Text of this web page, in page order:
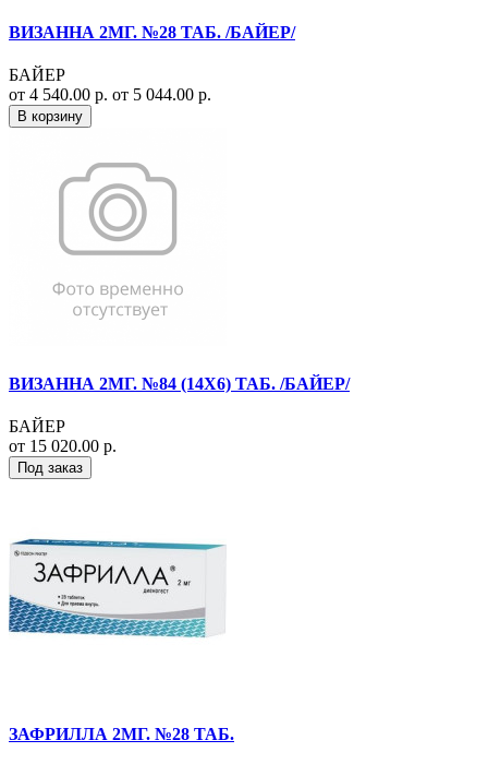
ВИЗАННА 2МГ. №28 ТАБ. /БАЙЕР/
БАЙЕР
от 4 540.00 р. от 5 044.00 р.
В корзину
ВИЗАННА 2МГ. №84 (14Х6) ТАБ. /БАЙЕР/
БАЙЕР
от 15 020.00 р.
Под заказ
ЗАФРИЛЛА 2МГ. №28 ТАБ.